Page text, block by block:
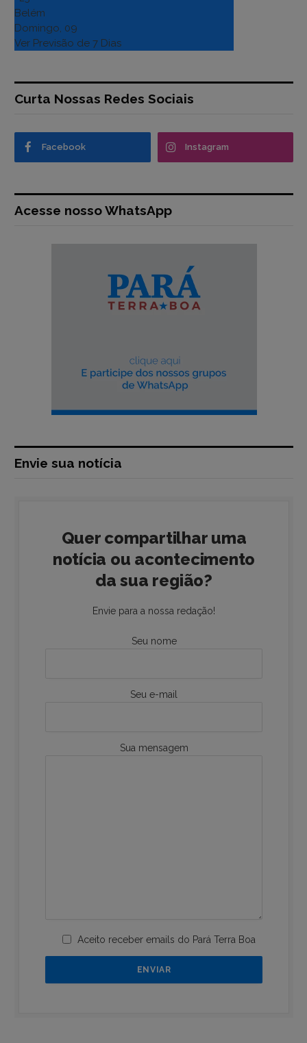
Belém
Domingo, 09
Ver Previsão de 7 Dias
Curta Nossas Redes Sociais
Facebook Instagram
Acesse nosso WhatsApp
Envie sua notícia
Quer compartilhar uma
notícia ou acontecimento
da sua região?
Envie para a nossa redação!
Seu nome
Seu e-mail
Sua mensagem
Aceito receber emails do Pará Terra Boa